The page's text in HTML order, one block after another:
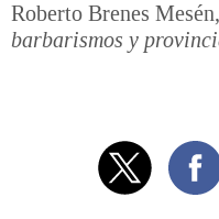
Roberto Brenes
barbarismos y
Twitter